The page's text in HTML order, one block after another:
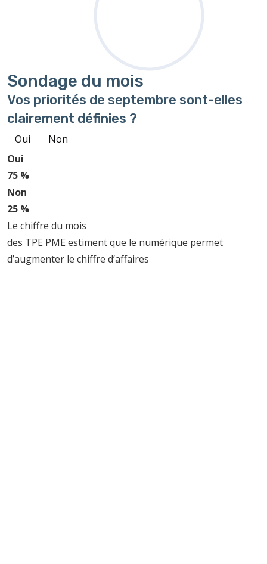
Sondage du mois
Vos priorités de septembre sont-elles
clairement définies ?
Oui
Non
Oui
75 %
Non
25 %
Le chiffre du mois
des TPE PME estiment que le numérique permet
d’augmenter le chiffre d’affaires